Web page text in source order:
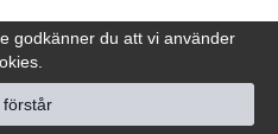
godkänner du att vi använder
förstår